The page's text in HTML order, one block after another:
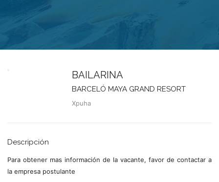
BAILARINA
BARCELÓ MAYA GRAND RESORT
Xpuha
Descripción
Para obtener mas información de la vacante, favor de contactar a
la empresa postulante